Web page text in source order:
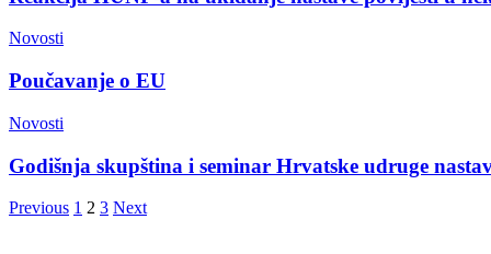
Novosti
Poučavanje o EU
Novosti
Godišnja skupština i seminar Hrvatske udruge
Previous 1 2 3 Next